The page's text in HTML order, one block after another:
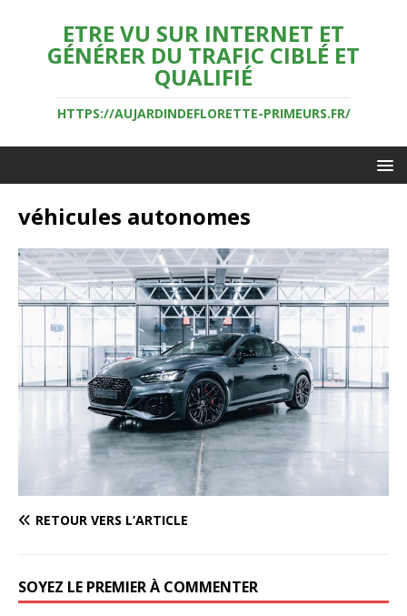
ETRE VU SUR INTERNET ET
GÉNÉRER DU TRAFIC CIBLÉ ET
QUALIFIÉ
HTTPS://AUJARDINDEFLORETTE-PRIMEURS.FR/
véhicules autonomes
RETOUR VERS L’ARTICLE
SOYEZ LE PREMIER À COMMENTER